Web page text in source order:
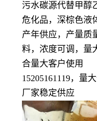
污水碳源代替甲醇
危化品，深棕色液
产年供应，产量质
料，浓度可调，量
合量大客户使用
15205161119，量
厂家稳定供应